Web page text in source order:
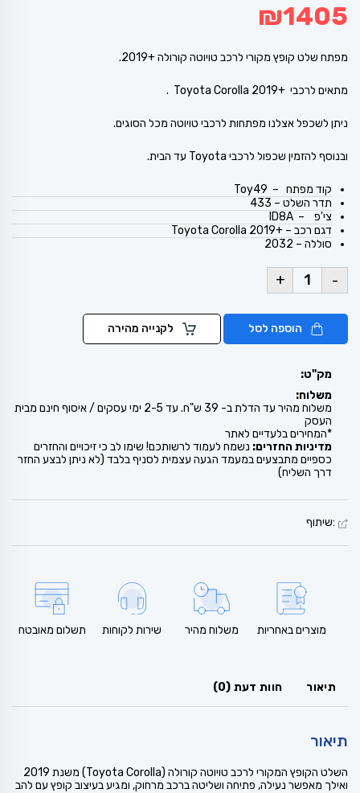
₪1405
מפתח שלט קופץ מקורי לרכב טויוטה קורולה +2019.
מתאים לרכבי +Toyota Corolla 2019 .
ניתן לשכפל אצלנו מפתחות לרכבי טויוטה מכל הסוגים.
ובנוסף להזמין שכפול לרכבי Toyota עד הבית.
קוד מפתח – Toy49
תדר השלט – 433
צי'פ – ID8A
דגם רכב – +Toyota Corolla 2019
סוללה – 2032
-
+
הוספה לסל לקנייה מהירה
מק"ט:
משלוח:
משלוח מהיר עד הדלת ב- 39 ש"ח. עד 2-5 ימי עסקים / איסוף חינם מבית
העסק
*המחירים בלעדיים לאתר
מדיניות החזרים: נשמח לעמוד לרשותכם! שימו לב כי זיכויים והחזרים
כספיים מתבצעים במעמד הגעה עצמית לסניף בלבד (לא ניתן לבצע החזר
דרך השליח)
:שיתוף
מוצרים באחריות משלוח מהיר שירות לקוחות תשלום מאובטח
תיאור חוות דעת (0)
תיאור
השלט הקופץ המקורי לרכב טויוטה קורולה (Toyota Corolla) משנת 2019
ואילך מאפשר נעילה, פתיחה ושליטה ברכב מרחוק, ומגיע בעיצוב קופץ עם להב